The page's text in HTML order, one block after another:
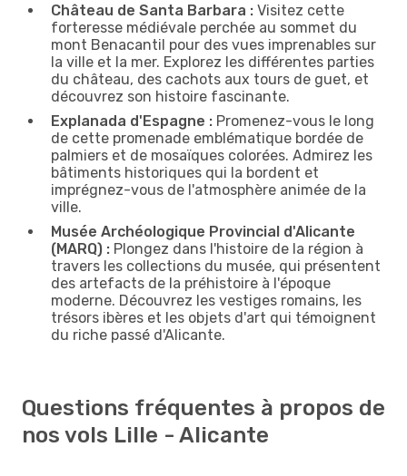
Château de Santa Barbara : Visitez cette
forteresse médiévale perchée au sommet du
mont Benacantil pour des vues imprenables sur
la ville et la mer. Explorez les différentes parties
du château, des cachots aux tours de guet, et
découvrez son histoire fascinante.
Explanada d'Espagne : Promenez-vous le long
de cette promenade emblématique bordée de
palmiers et de mosaïques colorées. Admirez les
bâtiments historiques qui la bordent et
imprégnez-vous de l'atmosphère animée de la
ville.
Musée Archéologique Provincial d'Alicante
(MARQ) : Plongez dans l'histoire de la région à
travers les collections du musée, qui présentent
des artefacts de la préhistoire à l'époque
moderne. Découvrez les vestiges romains, les
trésors ibères et les objets d'art qui témoignent
du riche passé d'Alicante.
Questions fréquentes à propos de
nos vols Lille - Alicante